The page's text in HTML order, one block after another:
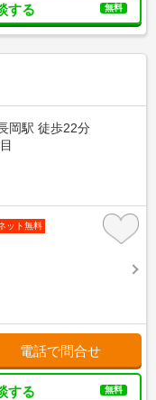
する 無料
岡駅 徒歩22分
ット無料
電話で問合せ
する 無料